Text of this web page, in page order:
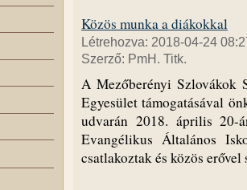
Közös munka a diákokkal
Létrehozva: 2018-04-24
Szerző: PmH. Titk.
A Mezőberényi Szlovákok
Egyesület támogatásával
udvarán 2018. április 20-
Evangélikus Általános
csatlakoztak és közös